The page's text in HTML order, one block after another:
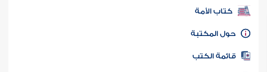
كتب PDF
كتاب الأمة
المكتبة